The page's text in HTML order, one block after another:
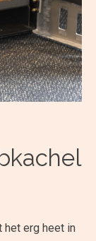
het erg heet in